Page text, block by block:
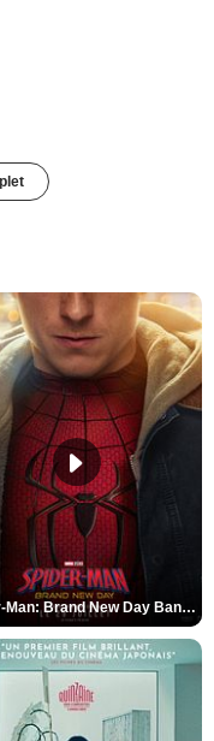
Spider-Man: Brand New Day Bande-annonce VO STFR